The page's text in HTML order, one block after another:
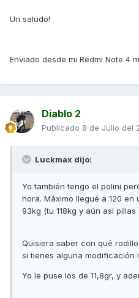
Un saludo!
Enviado desde mi Redmi Note 4
Diablo 2
Publicado 8 de Julio del
Luckmax dijo:
Yo también tengo el polini
hora. Máximo llegué a 120 en
93kg (tu 118kg y aún así pillas
Quisiera saber con qué
si tienes alguna modificación
Yo le puse los de 11,8gr, y